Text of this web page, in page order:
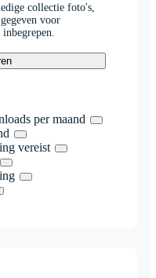
collectie foto's,
voor
per maand
vereist